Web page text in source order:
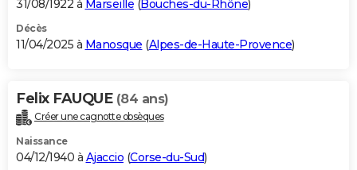
31/08/1922 à Marseille (Bouches-du-Rhône)
Décès
11/04/2025 à Manosque (Alpes-de-Haute-Provence)
Felix FAUQUE (84 ans)
Créer une cagnotte obsèques
Naissance
04/12/1940 à Ajaccio (Corse-du-Sud)